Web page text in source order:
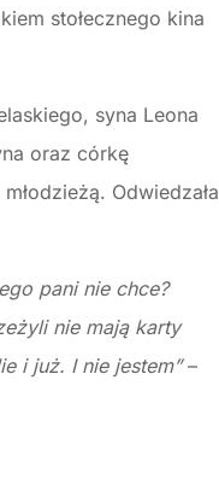
stołecznego kina
syna Leona
oraz córkę
Odwiedzała
pani nie chce?
nie mają karty
i już. I nie jestem”–